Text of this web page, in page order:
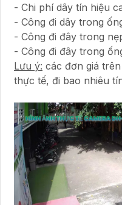
- Chi phí dây tín hiệu
- Công đi dây trong
- Công đi đây trong
- Công đi đây trong
Lưu ý: các đơn giá
thực tế, đi bao nhiêu